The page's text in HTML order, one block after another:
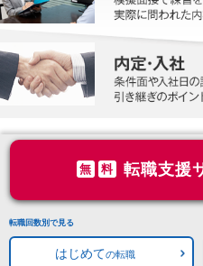
無 料 転職支援
転職回数別で見る
はじめての転職